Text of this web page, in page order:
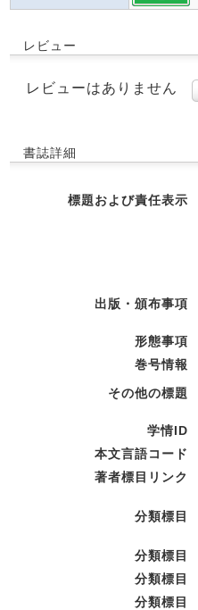
レビュー
レビューはありません
書誌詳細
標題および責任表示
出版・頒布事項
形態事項
巻号情報
その他の標題
学情ID
本文言語コード
著者標目リンク
分類標目
分類標目
分類標目
分類標目